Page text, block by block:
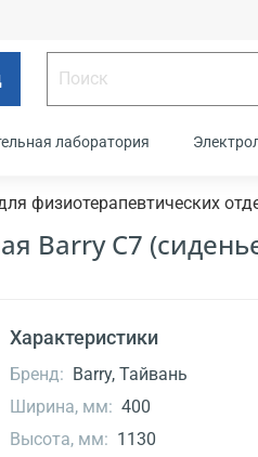
лаборатория
физиотерапевтических
Barry C7
Характеристики
Бренд: Barry, Тайвань
Ширина, мм: 400
Высота, мм: 1130